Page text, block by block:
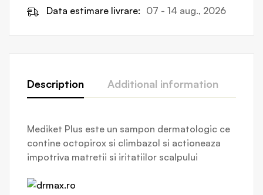
Data estimare livrare: 07 - 14 aug., 2026
Description Additional information
Mediket Plus este un sampon dermatologic ce
contine octopirox si climbazol si actioneaza
impotriva matretii si iritatiilor scalpului